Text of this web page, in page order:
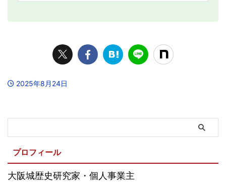
2025年8月24日
プロフィール
大阪城歴史研究家・個人事業主